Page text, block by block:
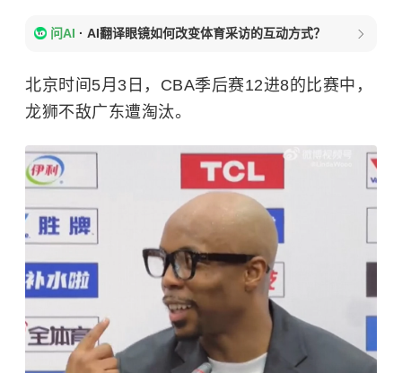
问AI · AI翻译眼镜如何改变体育采访的互动方式？
北京时间5月3日，CBA季后赛12进8的比赛中，
龙狮不敌广东遭淘汰。